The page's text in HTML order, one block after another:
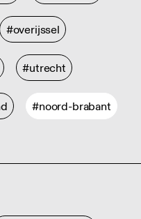
#overijssel
#utrecht
#noord-brabant